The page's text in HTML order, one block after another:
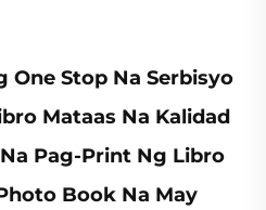
One Stop Na Serbisyo
Mataas Na Kalidad
Pag-Print Ng Libro
Book Na May